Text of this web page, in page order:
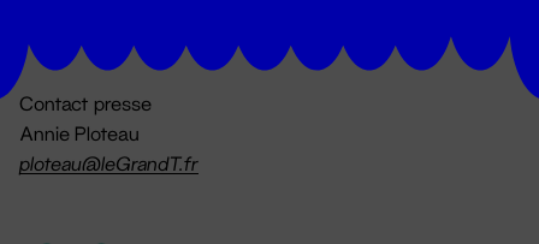
Contact presse
Annie Ploteau
ploteau@leGrandT.fr